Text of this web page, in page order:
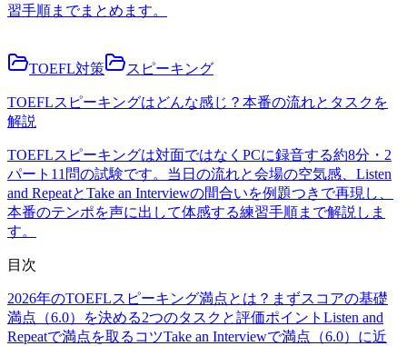
習手順までまとめます。
TOEFL対策 スピーキング
TOEFLスピーキングはどんな感じ？本番の流れとタスクを
解説
TOEFLスピーキングは対面ではなくPCに録音する約8分・2
パート11問の試験です。当日の流れと会場の空気感、Listen
and RepeatとTake an Interviewの間合いを例題つきで再現し、
本番のテンポを声に出して体感する練習手順まで解説しま
す。
目次
2026年のTOEFLスピーキング満点とは？まずスコアの基礎
満点（6.0）を決める2つのタスクと評価ポイント Listen and
Repeatで満点を取るコツTake an Interviewで満点（6.0）に近